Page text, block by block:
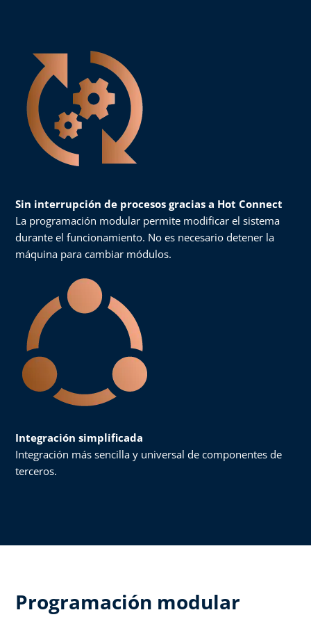
Sin interrupción de procesos gracias a Hot Connect
La programación modular permite modificar el sistema
durante el funcionamiento. No es necesario detener la
máquina para cambiar módulos.
Integración simplificada
Integración más sencilla y universal de componentes de
terceros.
Programación modular